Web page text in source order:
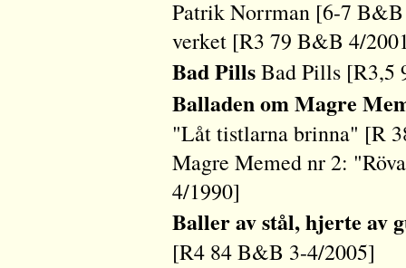
Patrik Norrman [6-7
verket [R3 79 B&B 4/
Bad PillsBad Pills [R3,5
Balladen om Magre
"Låt tistlarna brinna" [R
Magre Memed nr 2:
4/1990]
Baller av stål, hjerte av
[R4 84 B&B 3-4/2005]